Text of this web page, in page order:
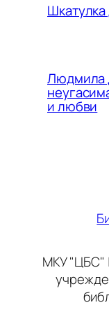
Людмила
и любви
МКУ "ЦБС"